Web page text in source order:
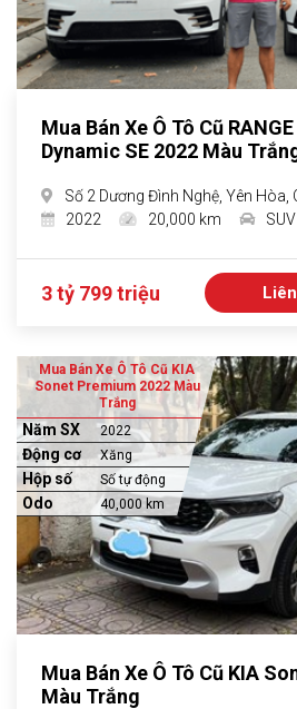
Mua Bán Xe Ô Tô Cũ
Dynamic SE 2022 Màu
Số 2 Dương Đình Nghệ, Yên Hòa,
2022
20,000 km SUV
3 tỷ 799 triệu
Mua Bán Xe Ô Tô Cũ KIA
Sonet Premium 2022 Màu
Trắng
Năm SX 2022
Động cơ Xăng
Hộp số Số tự động
Odo 40,000 km
Mua Bán Xe Ô Tô Cũ KIA
Màu Trắng